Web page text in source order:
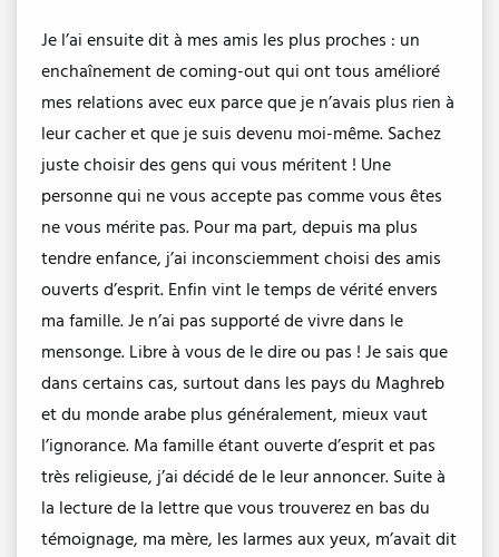
Je l’ai ensuite dit à mes amis les plus proches : un
enchaînement de coming-out qui ont tous amélioré
mes relations avec eux parce que je n’avais plus rien à
leur cacher et que je suis devenu moi-même. Sachez
juste choisir des gens qui vous méritent ! Une
personne qui ne vous accepte pas comme vous êtes
ne vous mérite pas. Pour ma part, depuis ma plus
tendre enfance, j’ai inconsciemment choisi des amis
ouverts d’esprit. Enfin vint le temps de vérité envers
ma famille. Je n’ai pas supporté de vivre dans le
mensonge. Libre à vous de le dire ou pas ! Je sais que
dans certains cas, surtout dans les pays du Maghreb
et du monde arabe plus généralement, mieux vaut
l’ignorance. Ma famille étant ouverte d’esprit et pas
très religieuse, j’ai décidé de le leur annoncer. Suite à
la lecture de la lettre que vous trouverez en bas du
témoignage, ma mère, les larmes aux yeux, m’avait dit